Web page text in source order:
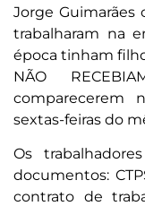
Jorge Guimarães
trabalharam na
época tinham
NÃO
comparecerem
sextas-feiras do
Os
documentos:
contrato de